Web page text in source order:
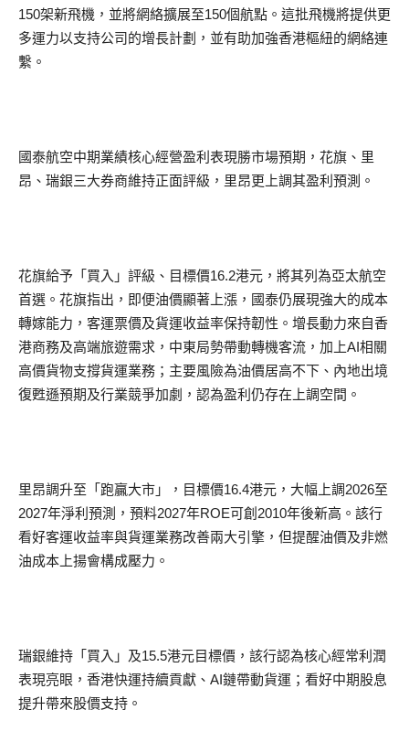
150架新飛機，並將網絡擴展至150個航點。這批飛機將提供更
多運力以支持公司的增長計劃，並有助加強香港樞紐的網絡連
繫。
國泰航空中期業績核心經營盈利表現勝市場預期，花旗、里
昂、瑞銀三大券商維持正面評級，里昂更上調其盈利預測。
花旗給予「買入」評級、目標價16.2港元，將其列為亞太航空
首選。花旗指出，即便油價顯著上漲，國泰仍展現強大的成本
轉嫁能力，客運票價及貨運收益率保持韌性。增長動力來自香
港商務及高端旅遊需求，中東局勢帶動轉機客流，加上AI相關
高價貨物支撐貨運業務；主要風險為油價居高不下、內地出境
復甦遜預期及行業競爭加劇，認為盈利仍存在上調空間。
里昂調升至「跑贏大市」，目標價16.4港元，大幅上調2026至
2027年淨利預測，預料2027年ROE可創2010年後新高。該行
看好客運收益率與貨運業務改善兩大引擎，但提醒油價及非燃
油成本上揚會構成壓力。
瑞銀維持「買入」及15.5港元目標價，該行認為核心經常利潤
表現亮眼，香港快運持續貢獻、AI鏈帶動貨運；看好中期股息
提升帶來股價支持。